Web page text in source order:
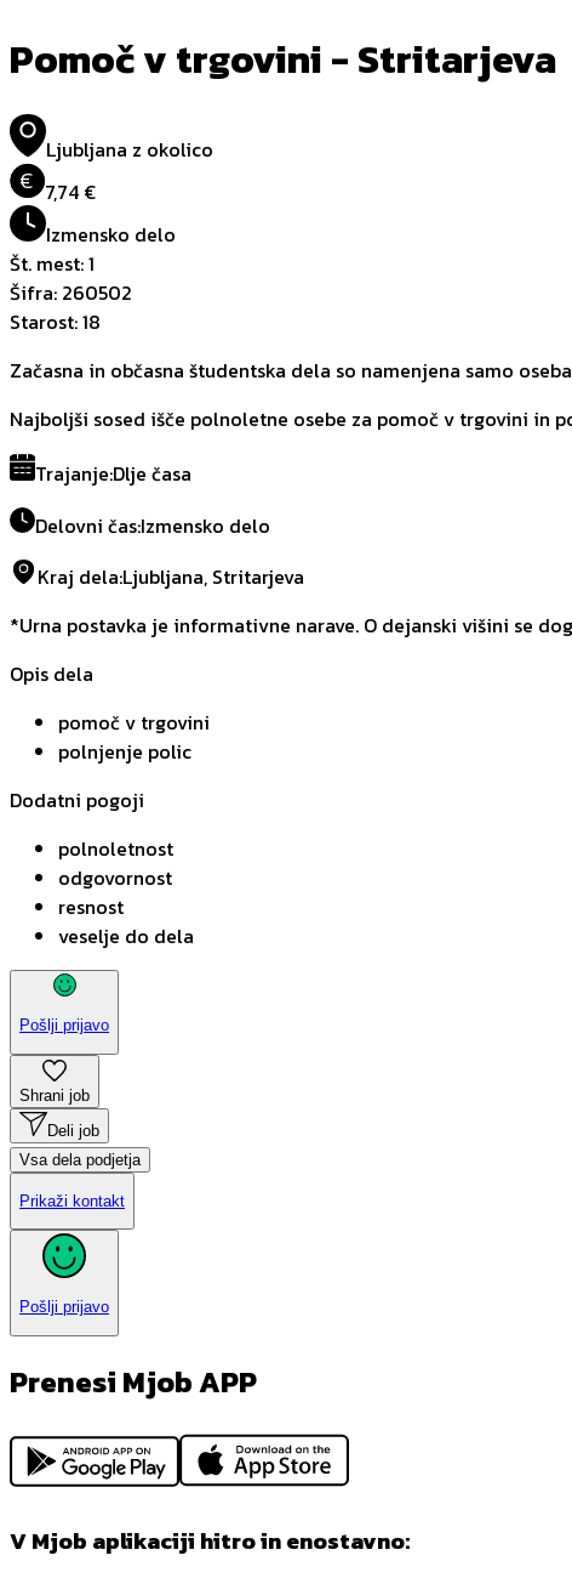
Pomoč v trgovini - Stritarjeva
Ljubljana z okolico
€ 7,74 €
Izmensko delo
Št. mest:1
Šifra: 260502
Starost:18
Začasna in občasna študentska dela so namenjena samo
Najboljši sosed išče polnoletne osebe za pomoč v trgovini in
Trajanje:Dlje časa
Delovni čas:Izmensko delo
Kraj dela:Ljubljana, Stritarjeva
*Urna postavka je informativne narave. O dejanski višini se
Opis dela
pomoč v trgovini
polnjenje polic
Dodatni pogoji
polnoletnost
odgovornost
resnost
veselje do dela
Pošlji prijavo
Shrani job
Deli job
Vsa dela podjetja
Prikaži kontakt
Pošlji prijavo
Prenesi Mjob APP
V Mjob aplikaciji hitro in enostavno: